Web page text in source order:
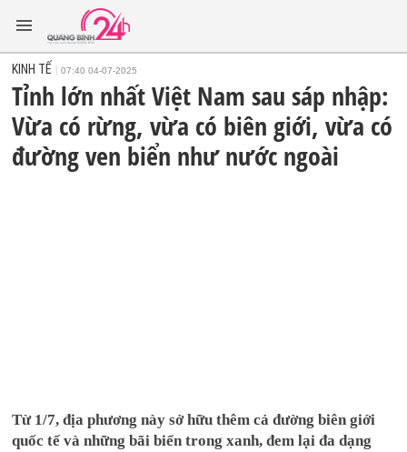
KINH TẾ 07:40 04-07-2025
Tỉnh lớn nhất Việt Nam sau sáp nhập:
Vừa có rừng, vừa có biên giới, vừa có
đường ven biển như nước ngoài
Từ 1/7, địa phương này sở hữu thêm cả đường biên giới
quốc tế và những bãi biển trong xanh, đem lại đa dạng